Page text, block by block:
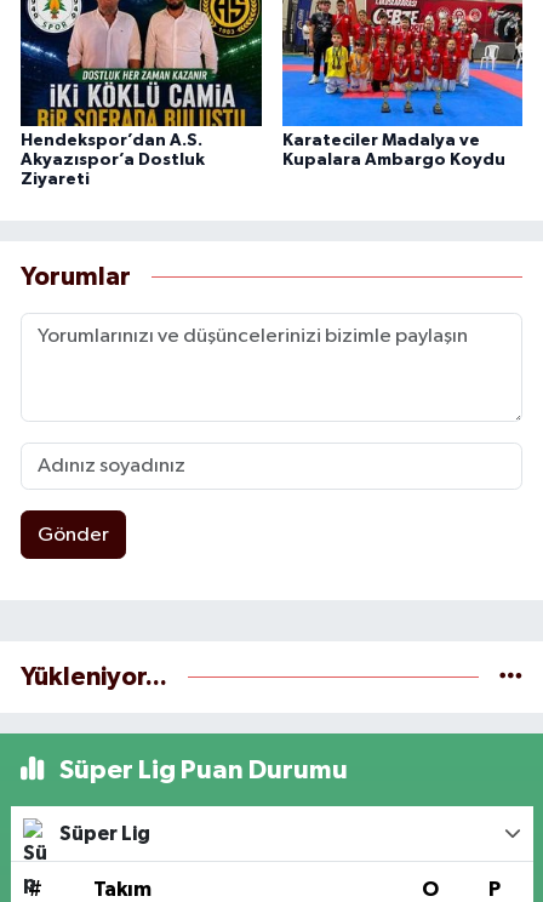
Hendekspor’dan A.S.
Akyazıspor’a Dostluk
Ziyareti
Karateciler Madalya ve
Kupalara Ambargo Koydu
Yorumlar
Gönder
Yükleniyor...
Süper Lig Puan Durumu
Süper Lig
# Takım O P